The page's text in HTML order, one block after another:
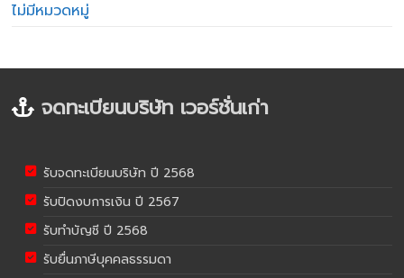
ไม่มีหมวดหมู่
จดทะเบียนบริษัท เวอร์ชั่นเก่า
รับจดทะเบียนบริษัท ปี 2568
รับปิดงบการเงิน ปี 2567
รับทำบัญชี ปี 2568
รับยื่นภาษีบุคคลธรรมดา